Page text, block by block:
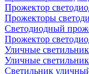
Прожектор
Прожекторы
Светодиодный
Прожектор
Уличные
Уличные
Светильник